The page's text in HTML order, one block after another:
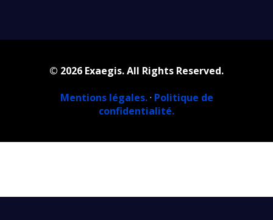
© 2026 Exaegis. All Rights Reserved.
Mentions légales.· Politique de
confidentialité.